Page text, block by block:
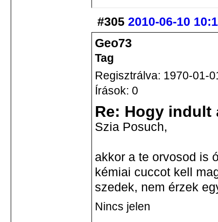
#305 2010-06-10
Geo73
Tag
Regisztrálva: 1970-01-
Írások: 0
Re: Hogy indult
Szia Posuch,
akkor a te orvosod is
kémiai cuccot kell
szedek, nem érzek
Nincs jelen